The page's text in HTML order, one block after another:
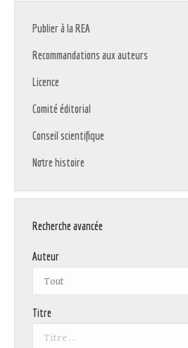
Publier à la REA
Recommandations aux auteurs
Licence
Comité éditorial
Conseil scientifique
Notre histoire
Recherche avancée
Auteur
Titre